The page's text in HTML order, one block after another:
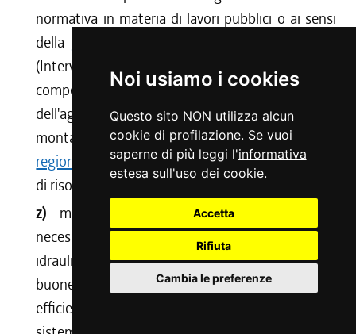
Noi usiamo i cookies
Questo sito NON utilizza alcun
cookie di profilazione. Se vuoi
saperne di più leggi l'informativa
estesa sull'uso dei cookie.
Accetta
Rifiuta
Cambia le preferenze
normativa in materia di lavori pubblici o ai sensi
della
(Interventi d'urgenza per opere e lavori di
competenza dell'Assessorato regionale
dell'agricoltura, delle foreste e dell'economia
montana), o ai sensi dell'articolo 57 della legge
regionale 23 aprile 2007, n. 9(Norme in materia
di risorse forestali);
z) manutenzione: l'insieme delle operazioni
necessarie per mantenere in buono stato
idraulico-ambientale gli alvei dei corsi d'acqua, in
buone condizioni idrogeologiche i versanti e in
efficienza le opere idrauliche, le opere di